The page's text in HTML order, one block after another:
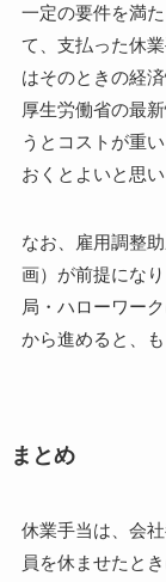
一定の要件を満
て、支払った休
はそのときの経
厚生労働省の最
うとコストが重
おくとよいと思い
なお、雇用調整
画）が前提にな
局・ハローワー
から進めると、
まとめ
休業手当は、会
員を休ませたと